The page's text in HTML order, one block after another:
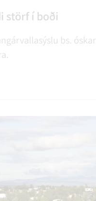
störf í boði
bs. óskar að ráða